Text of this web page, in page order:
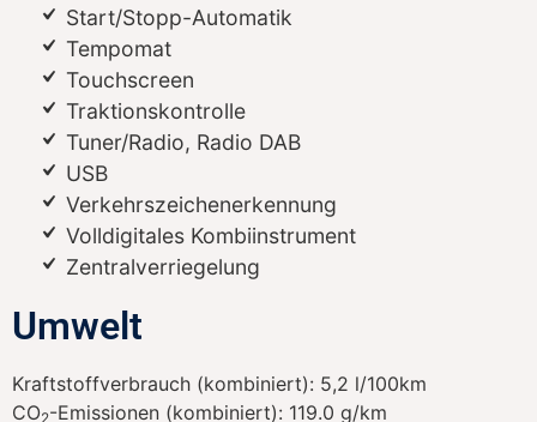
Start/Stopp-Automatik
Tempomat
Touchscreen
Traktionskontrolle
Tuner/Radio, Radio DAB
USB
Verkehrszeichenerkennung
Volldigitales Kombiinstrument
Zentralverriegelung
Umwelt
Kraftstoffverbrauch (kombiniert): 5,2 l/100km
CO2-Emissionen (kombiniert): 119.0 g/km